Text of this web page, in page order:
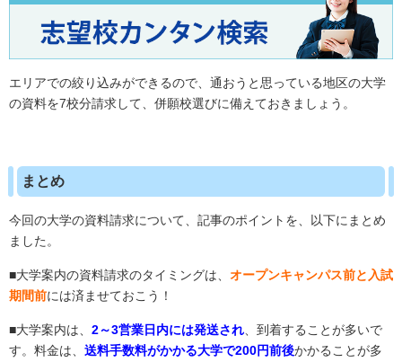
エリアでの絞り込みができるので、通おうと思っている地区の大学
の資料を7校分請求して、併願校選びに備えておきましょう。
まとめ
今回の大学の資料請求について、記事のポイントを、以下にまとめ
ました。
■大学案内の資料請求のタイミングは、 オープンキャンパス前と入試
期間前には済ませておこう！
■大学案内は、 2～3営業日内には発送され 、到着することが多いで
す。料金は、 送料手数料がかかる大学で200円前後かかることが多